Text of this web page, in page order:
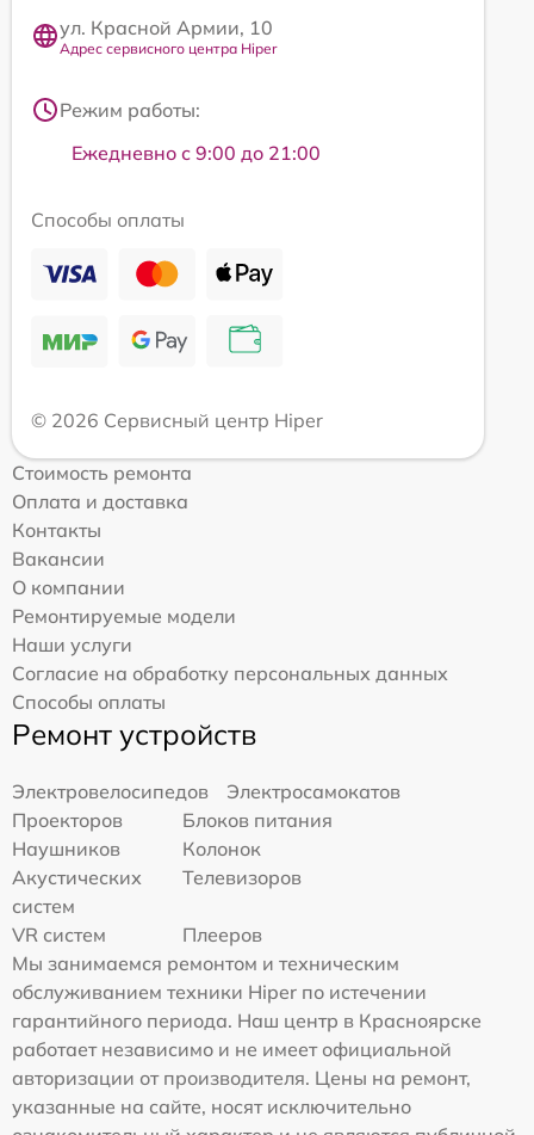
ул. Красной Армии, 10
Адрес сервисного центра Hiper
Режим работы:
Ежедневно с 9:00 до 21:00
Способы оплаты
© 2026 Сервисный центр Hiper
Стоимость ремонта
Оплата и доставка
Контакты
Вакансии
О компании
Ремонтируемые модели
Наши услуги
Согласие на обработку персональных данных
Способы оплаты
Ремонт устройств
Электровелосипедов
Электросамокатов
Проекторов
Блоков питания
Наушников
Колонок
Акустических
систем
Телевизоров
VR систем
Плееров
Мы занимаемся ремонтом и техническим
обслуживанием техники Hiper по истечении
гарантийного периода. Наш центр в Красноярске
работает независимо и не имеет официальной
авторизации от производителя. Цены на ремонт,
указанные на сайте, носят исключительно